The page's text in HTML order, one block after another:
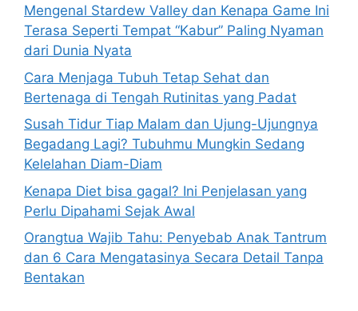
r
:
Mengenal Stardew Valley dan Kenapa Game Ini
Terasa Seperti Tempat “Kabur” Paling Nyaman
dari Dunia Nyata
Cara Menjaga Tubuh Tetap Sehat dan
Bertenaga di Tengah Rutinitas yang Padat
Susah Tidur Tiap Malam dan Ujung-Ujungnya
Begadang Lagi? Tubuhmu Mungkin Sedang
Kelelahan Diam-Diam
Kenapa Diet bisa gagal? Ini Penjelasan yang
Perlu Dipahami Sejak Awal
Orangtua Wajib Tahu: Penyebab Anak Tantrum
dan 6 Cara Mengatasinya Secara Detail Tanpa
Bentakan